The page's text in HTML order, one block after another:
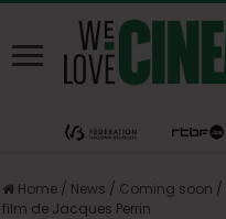
Home / News / Coming soon /
film de Jacques Perrin